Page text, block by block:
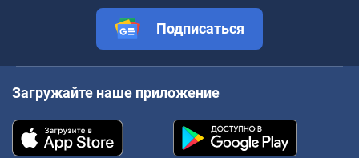
Подписаться
Загружайте наше приложение